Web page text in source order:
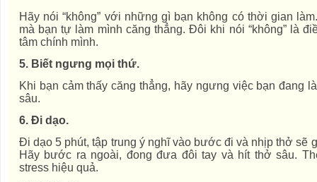
Hãy nói “không” với những gì bạn không có thời gian
mà bạn tự làm mình căng thẳng. Đôi khi nói “không” là
tâm chính mình.
5. Biết ngưng mọi thứ.
Khi bạn cảm thấy căng thẳng, hãy ngưng việc bạn đang
sâu.
6. Đi dạo.
Đi dạo 5 phút, tập trung ý nghĩ vào bước đi và nhịp thở sẽ
Hãy bước ra ngoài, đong đưa đôi tay và hít thở sâu.
stress hiệu quả.